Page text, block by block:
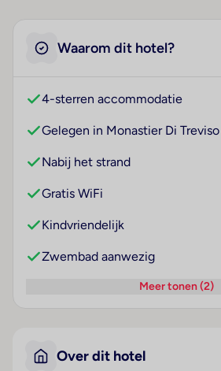
Waarom dit hotel?
4-sterren accommodatie
Gelegen in Monastier Di Treviso
Nabij het strand
Gratis WiFi
Kindvriendelijk
Zwembad aanwezig
Meer tonen (2)
Over dit hotel